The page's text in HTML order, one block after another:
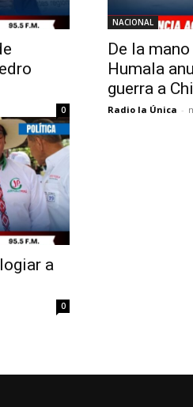
0
NACIONAL
De la
Humala
guerra a
Radio la Única -
a
0